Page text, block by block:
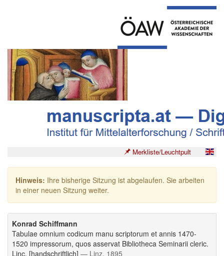
Merkliste/Leuchtpult
Hinweis: Ihre bisherige Sitzung ist abgelaufen. Sie arbeiten
in einer neuen Sitzung weiter.
Konrad Schiffmann
Tabulae omnium codicum manu scriptorum et annis 1470-
1520 impressorum, quos asservat Bibliotheca Seminarii cleric.
Linc. [handschriftlich] — Linz, 1895